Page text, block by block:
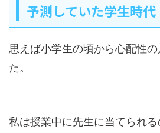
予測していた学生時代
思えば小学生の頃から心配性
た。
私は授業中に先生に当てられる